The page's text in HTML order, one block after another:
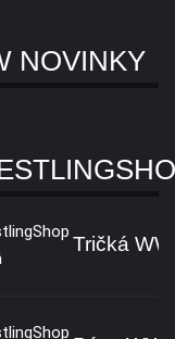
NOVINKY
Tričká